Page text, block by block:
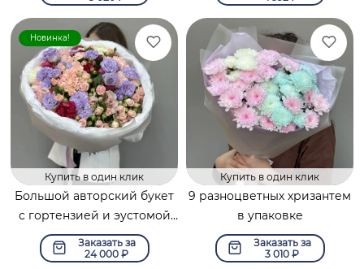
Новинка!
Купить в один клик
Большой авторский букет
с гортензией и эустомой
«Лавандовый рассвет»
Заказать за
24 000 ₽
Купить в один клик
9 разноцветных хризантем
в упаковке
Заказать за
3 010 ₽